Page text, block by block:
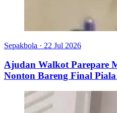
Sepakbola · 22 Jul 2026
Ajudan Walkot Parepare
Nonton Bareng Final